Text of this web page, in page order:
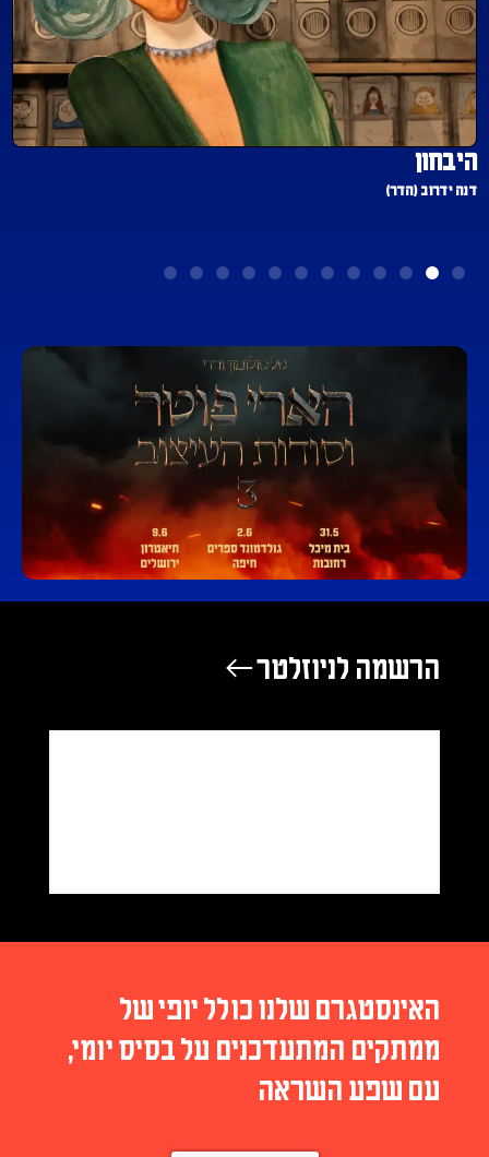
היבחון
דנה ידרוב (הדר)
הרשמה לניוזלטר ←
האינסטגרם שלנו כולל יופי של
ממתקים המתעדכנים על בסיס יומי,
עם שפע השראה